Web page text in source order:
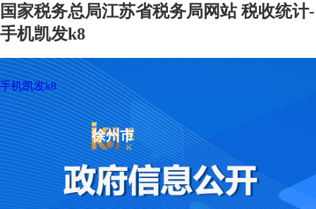
国家税务总局江苏省税务局网站 税收统计-
手机凯发k8
手机凯发k8
徐州市